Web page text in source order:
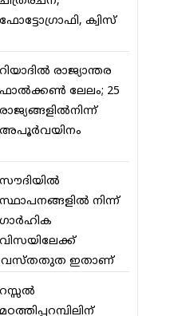
ഫോട്ടോഗ്രാഫി, ക്വിസ്
റിയാദില്‍ രാജ്യാന്തര
ഫാല്‍ക്കണ്‍ ലേലം; 25
രാജ്യങ്ങളില്‍നിന്ന്
അപൂര്‍വയിനം
സൗദിയില്‍
സ്ഥാപനങ്ങളില്‍ നിന്ന്
ഗാര്‍ഹിക
വിസയിലേക്ക്
വസ്തതുത ഇതാണ്
റസ്സല്‍
മഠത്തിപ്പറമ്പിലിന്